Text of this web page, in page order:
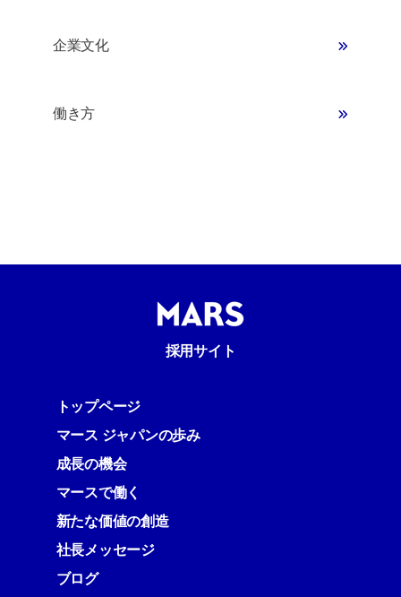
企業文化
働き方
トップページ
マース ジャパンの歩み
成長の機会
マースで働く
新たな価値の創造
社長メッセージ
ブログ
採用サイト